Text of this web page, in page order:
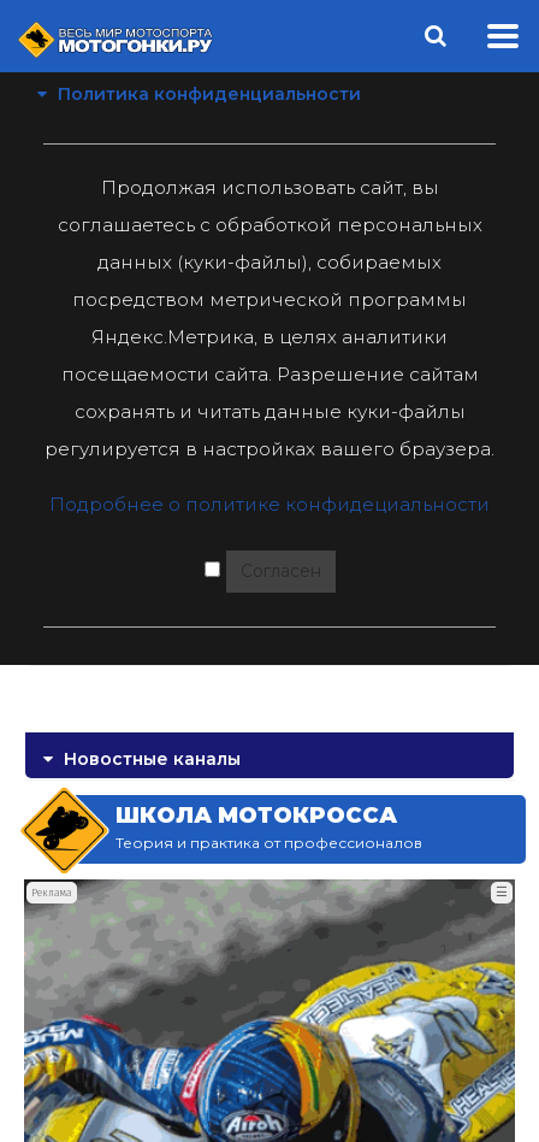
Политика конфиденциальности
Продолжая использовать сайт, вы
соглашаетесь с обработкой персональных
данных (куки-файлы), собираемых
посредством метрической программы
Яндекс.Метрика, в целях аналитики
посещаемости сайта. Разрешение сайтам
сохранять и читать данные куки-файлы
регулируется в настройках вашего браузера.
Подробнее о политике конфидециальности
Согласен
Новостные каналы
ШКОЛА МОТОКРОССА
Теория и практика от профессионалов
Реклама ☰